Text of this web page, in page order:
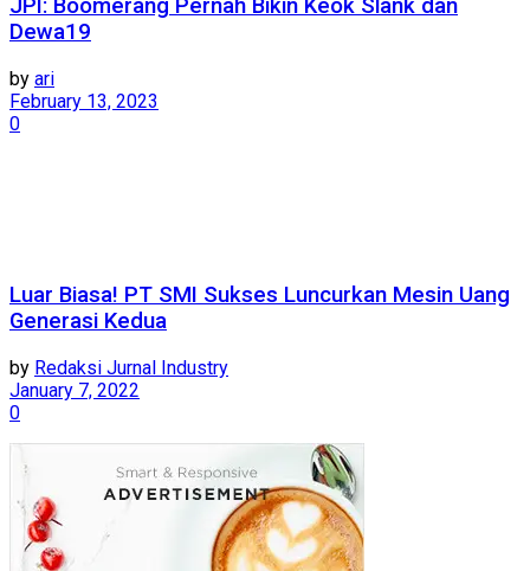
JPI: Boomerang Pernah Bikin Keok Slank dan
Dewa19
by ari
February 13, 2023
0
Luar Biasa! PT SMI Sukses Luncurkan Mesin Uang
Generasi Kedua
by Redaksi Jurnal Industry
January 7, 2022
0